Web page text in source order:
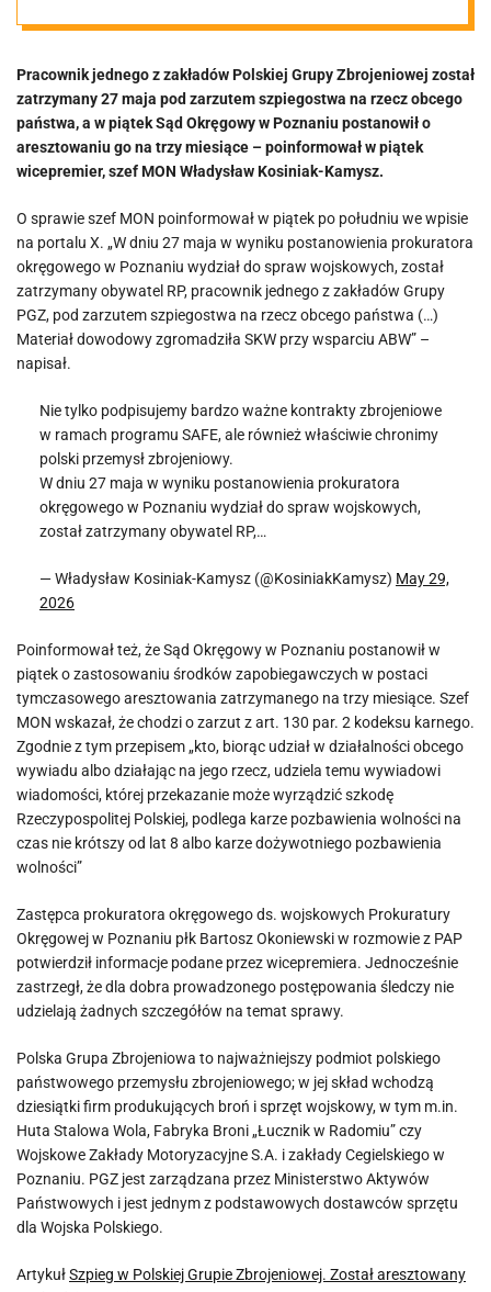
aresztowany
Pracownik jednego z zakładów Polskiej Grupy Zbrojeniowej został
zatrzymany 27 maja pod zarzutem szpiegostwa na rzecz obcego
państwa, a w piątek Sąd Okręgowy w Poznaniu postanowił o
aresztowaniu go na trzy miesiące – poinformował w piątek
wicepremier, szef MON Władysław Kosiniak-Kamysz.
O sprawie szef MON poinformował w piątek po południu we wpisie
na portalu X. „W dniu 27 maja w wyniku postanowienia prokuratora
okręgowego w Poznaniu wydział do spraw wojskowych, został
zatrzymany obywatel RP, pracownik jednego z zakładów Grupy
PGZ, pod zarzutem szpiegostwa na rzecz obcego państwa (…)
Materiał dowodowy zgromadziła SKW przy wsparciu ABW” –
napisał.
Nie tylko podpisujemy bardzo ważne kontrakty zbrojeniowe
w ramach programu SAFE, ale również właściwie chronimy
polski przemysł zbrojeniowy.
W dniu 27 maja w wyniku postanowienia prokuratora
okręgowego w Poznaniu wydział do spraw wojskowych,
został zatrzymany obywatel RP,…
— Władysław Kosiniak-Kamysz (@KosiniakKamysz) May 29,
2026
Poinformował też, że Sąd Okręgowy w Poznaniu postanowił w
piątek o zastosowaniu środków zapobiegawczych w postaci
tymczasowego aresztowania zatrzymanego na trzy miesiące. Szef
MON wskazał, że chodzi o zarzut z art. 130 par. 2 kodeksu karnego.
Zgodnie z tym przepisem „kto, biorąc udział w działalności obcego
wywiadu albo działając na jego rzecz, udziela temu wywiadowi
wiadomości, której przekazanie może wyrządzić szkodę
Rzeczypospolitej Polskiej, podlega karze pozbawienia wolności na
czas nie krótszy od lat 8 albo karze dożywotniego pozbawienia
wolności”
Zastępca prokuratora okręgowego ds. wojskowych Prokuratury
Okręgowej w Poznaniu płk Bartosz Okoniewski w rozmowie z PAP
potwierdził informacje podane przez wicepremiera. Jednocześnie
zastrzegł, że dla dobra prowadzonego postępowania śledczy nie
udzielają żadnych szczegółów na temat sprawy.
Polska Grupa Zbrojeniowa to najważniejszy podmiot polskiego
państwowego przemysłu zbrojeniowego; w jej skład wchodzą
dziesiątki firm produkujących broń i sprzęt wojskowy, w tym m.in.
Huta Stalowa Wola, Fabryka Broni „Łucznik w Radomiu” czy
Wojskowe Zakłady Motoryzacyjne S.A. i zakłady Cegielskiego w
Poznaniu. PGZ jest zarządzana przez Ministerstwo Aktywów
Państwowych i jest jednym z podstawowych dostawców sprzętu
dla Wojska Polskiego.
ArtykułSzpieg w Polskiej Grupie Zbrojeniowej. Został aresztowany